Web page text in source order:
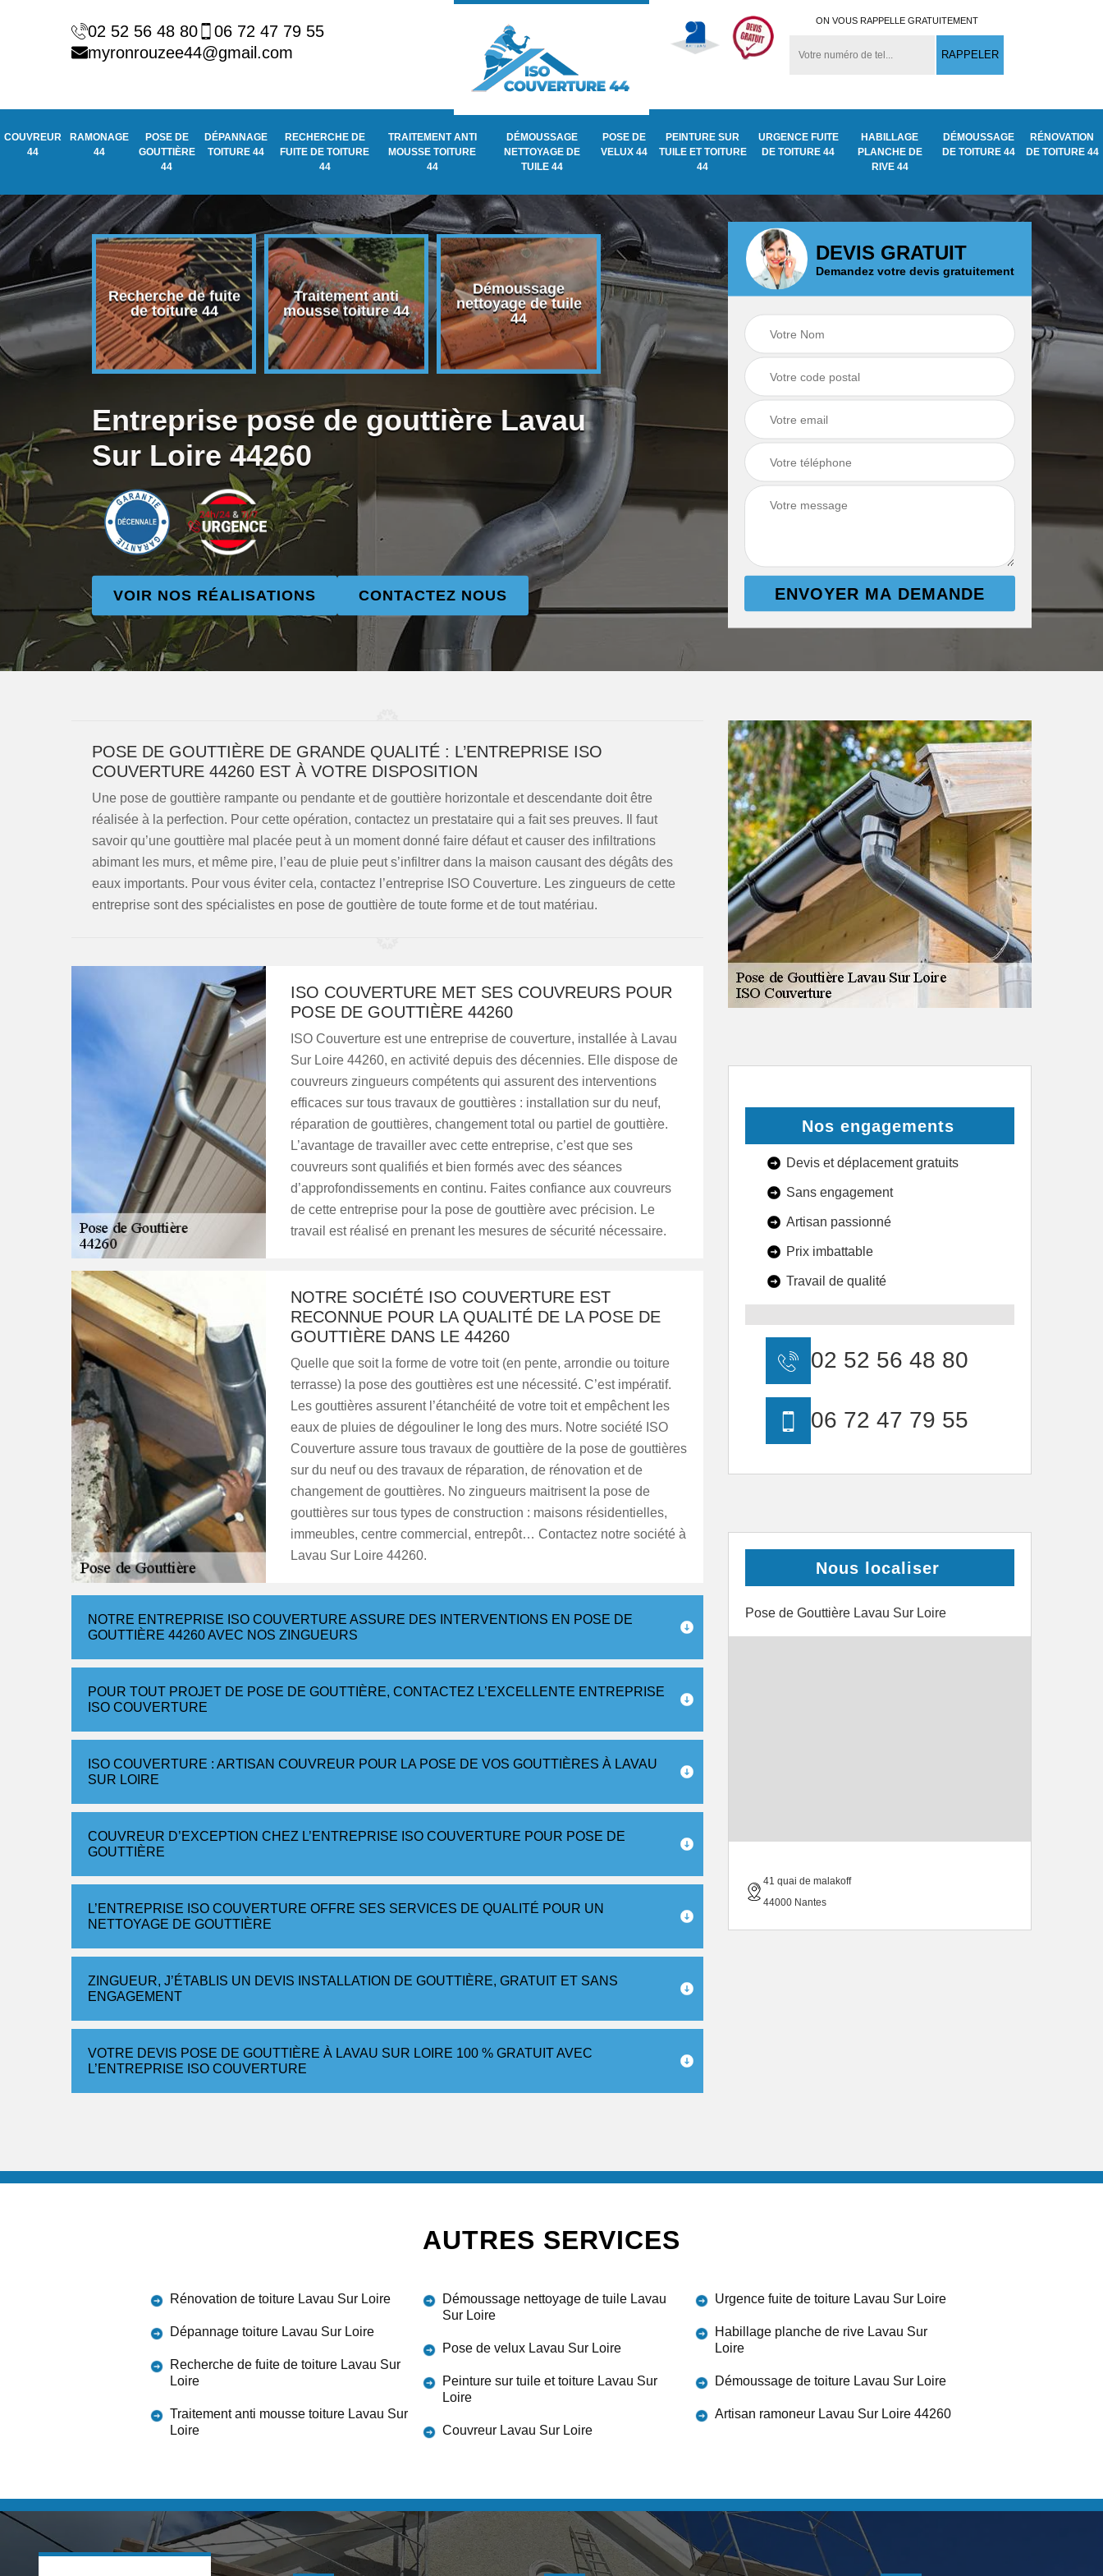
02 52 56 48 80
06 72 47 79 55
myronrouzee44@gmail.com
ON VOUS RAPPELLE GRATUITEMENT
COUVREUR
44
RAMONAGE
44
POSE DE
GOUTTIÈRE
44
DÉPANNAGE
TOITURE 44
RECHERCHE DE
FUITE DE TOITURE
44
TRAITEMENT ANTI
MOUSSE TOITURE
44
DÉMOUSSAGE
NETTOYAGE DE
TUILE 44
POSE DE
VELUX 44
PEINTURE SUR
TUILE ET TOITURE
44
URGENCE FUITE
DE TOITURE 44
HABILLAGE
PLANCHE DE
RIVE 44
DÉMOUSSAGE
DE TOITURE 44
RÉNOVATION
DE TOITURE 44
Recherche de fuite
de toiture 44
Traitement anti
mousse toiture 44
Démoussage
nettoyage de tuile
44
Pose de velux 44
Peinture sur tuile et
Urgence fuite de
toiture 44
Entreprise pose de gouttière Lavau
Sur Loire 44260
VOIR NOS RÉALISATIONS CONTACTEZ NOUS
DEVIS GRATUIT
Demandez votre devis gratuitement
POSE DE GOUTTIÈRE DE GRANDE QUALITÉ : L’ENTREPRISE ISO
COUVERTURE 44260 EST À VOTRE DISPOSITION
Une pose de gouttière rampante ou pendante et de gouttière horizontale et descendante doit être
réalisée à la perfection. Pour cette opération, contactez un prestataire qui a fait ses preuves. Il faut
savoir qu’une gouttière mal placée peut à un moment donné faire défaut et causer des infiltrations
abimant les murs, et même pire, l’eau de pluie peut s’infiltrer dans la maison causant des dégâts des
eaux importants. Pour vous éviter cela, contactez l’entreprise ISO Couverture. Les zingueurs de cette
entreprise sont des spécialistes en pose de gouttière de toute forme et de tout matériau.
ISO COUVERTURE MET SES COUVREURS POUR
POSE DE GOUTTIÈRE 44260
ISO Couverture est une entreprise de couverture, installée à Lavau
Sur Loire 44260, en activité depuis des décennies. Elle dispose de
couvreurs zingueurs compétents qui assurent des interventions
efficaces sur tous travaux de gouttières : installation sur du neuf,
réparation de gouttières, changement total ou partiel de gouttière.
L’avantage de travailler avec cette entreprise, c’est que ses
couvreurs sont qualifiés et bien formés avec des séances
d’approfondissements en continu. Faites confiance aux couvreurs
de cette entreprise pour la pose de gouttière avec précision. Le
travail est réalisé en prenant les mesures de sécurité nécessaire.
NOTRE SOCIÉTÉ ISO COUVERTURE EST
RECONNUE POUR LA QUALITÉ DE LA POSE DE
GOUTTIÈRE DANS LE 44260
Quelle que soit la forme de votre toit (en pente, arrondie ou toiture
terrasse) la pose des gouttières est une nécessité. C’est impératif.
Les gouttières assurent l’étanchéité de votre toit et empêchent les
eaux de pluies de dégouliner le long des murs. Notre société ISO
Couverture assure tous travaux de gouttière de la pose de gouttières
sur du neuf ou des travaux de réparation, de rénovation et de
changement de gouttières. No zingueurs maitrisent la pose de
gouttières sur tous types de construction : maisons résidentielles,
immeubles, centre commercial, entrepôt… Contactez notre société à
Lavau Sur Loire 44260.
NOTRE ENTREPRISE ISO COUVERTURE ASSURE DES INTERVENTIONS EN POSE DE
GOUTTIÈRE 44260 AVEC NOS ZINGUEURS
POUR TOUT PROJET DE POSE DE GOUTTIÈRE, CONTACTEZ L’EXCELLENTE ENTREPRISE
ISO COUVERTURE
ISO COUVERTURE : ARTISAN COUVREUR POUR LA POSE DE VOS GOUTTIÈRES À LAVAU
SUR LOIRE
COUVREUR D’EXCEPTION CHEZ L’ENTREPRISE ISO COUVERTURE POUR POSE DE
GOUTTIÈRE
L’ENTREPRISE ISO COUVERTURE OFFRE SES SERVICES DE QUALITÉ POUR UN
NETTOYAGE DE GOUTTIÈRE
ZINGUEUR, J’ÉTABLIS UN DEVIS INSTALLATION DE GOUTTIÈRE, GRATUIT ET SANS
ENGAGEMENT
VOTRE DEVIS POSE DE GOUTTIÈRE À LAVAU SUR LOIRE 100 % GRATUIT AVEC
L’ENTREPRISE ISO COUVERTURE
Nos engagements
Devis et déplacement gratuits
Sans engagement
Artisan passionné
Prix imbattable
Travail de qualité
02 52 56 48 80
06 72 47 79 55
Nous localiser
Pose de Gouttière Lavau Sur Loire
41 quai de malakoff
44000 Nantes
AUTRES SERVICES
Rénovation de toiture Lavau Sur Loire
Dépannage toiture Lavau Sur Loire
Recherche de fuite de toiture Lavau Sur
Loire
Traitement anti mousse toiture Lavau Sur
Loire
Démoussage nettoyage de tuile Lavau
Sur Loire
Pose de velux Lavau Sur Loire
Peinture sur tuile et toiture Lavau Sur
Loire
Couvreur Lavau Sur Loire
Urgence fuite de toiture Lavau Sur Loire
Habillage planche de rive Lavau Sur
Loire
Démoussage de toiture Lavau Sur Loire
Artisan ramoneur Lavau Sur Loire 44260